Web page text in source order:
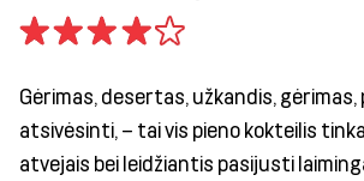
Gėrimas, desertas, užkandis,
atsivėsinti, – tai vis pieno kokteilis
atvejais bei leidžiantis pasijusti